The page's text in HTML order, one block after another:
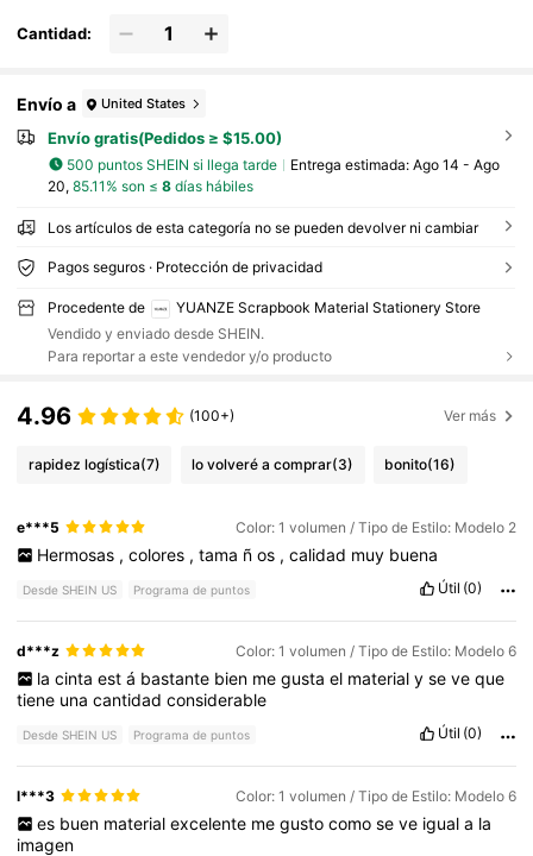
Cantidad:
Envío a United States
Envío gratis(Pedidos ≥ $15.00)
500 puntos SHEIN si llega tarde Entrega estimada: Ago 14 - Ago
20, 85.11% son ≤ 8días hábiles
Los artículos de esta categoría no se pueden devolver ni cambiar
Pagos seguros · Protección de privacidad
Procedente de
YUANZE Scrapbook Material Stationery Store
Vendido y enviado desde SHEIN.
Para reportar a este vendedor y/o producto
4.96 (100+) Ver más
rapidez logística(7) lo volveré a comprar(3) bonito(16)
e***5 Color: 1 volumen / Tipo de Estilo: Modelo 2
Hermosas , colores , tama ñ os , calidad muy buena
Desde SHEIN US Programa de puntos Útil (0)
d***z Color: 1 volumen / Tipo de Estilo: Modelo 6
la cinta est á bastante bien me gusta el material y se ve que
tiene unacantidadconsiderable
Desde SHEIN US Programa de puntos Útil (0)
l***3 Color: 1 volumen / Tipo de Estilo: Modelo 6
es buen material excelente me gusto como se ve igual a la
imagen